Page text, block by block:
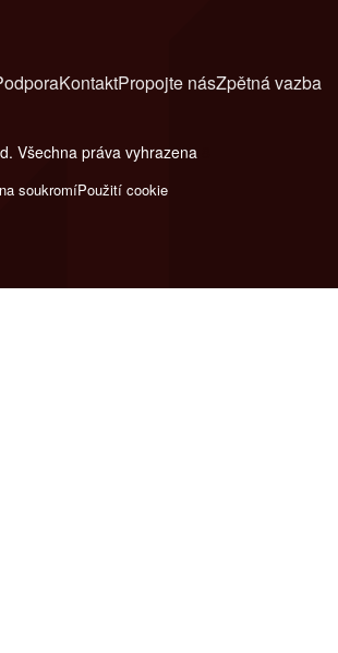
KontaktPropojte násZpětná vazba
Všechna práva vyhrazena
soukromíPoužití cookie